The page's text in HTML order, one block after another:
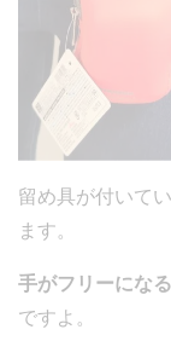
留め具が付いて
ます。
手がフリーにな
ですよ。